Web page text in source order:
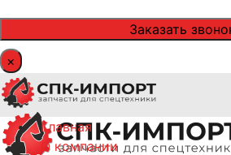
×
Главная
О компании